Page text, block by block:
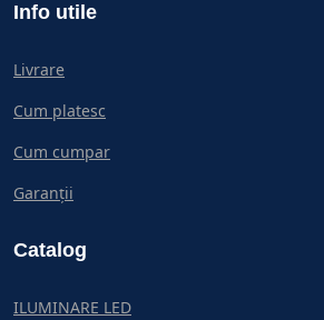
Info utile
Livrare
Cum platesc
Cum cumpar
Garanții
Catalog
ILUMINARE LED